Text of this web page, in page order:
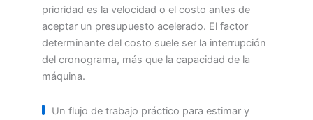
prioridad es la velocidad o el costo antes de
aceptar un presupuesto acelerado. El factor
determinante del costo suele ser la interrupción
del cronograma, más que la capacidad de la
máquina.
Un flujo de trabajo práctico para estimar y